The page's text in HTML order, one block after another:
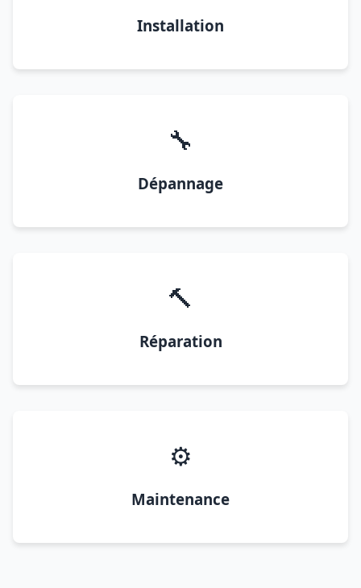
Installation
🔧
Dépannage
🔨
Réparation
⚙️
Maintenance